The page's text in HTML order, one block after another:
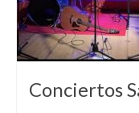
Conciertos